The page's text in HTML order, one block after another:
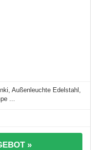
Außenleuchte Edelstahl,
...
»